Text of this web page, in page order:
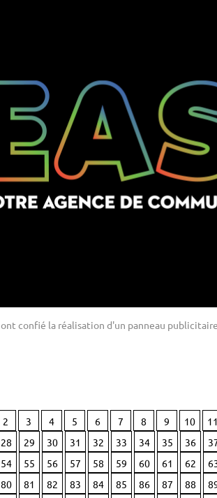
ont confié la réalisation d'un panneau
2 3 4 5 6 7 8 9 10 11
28 29 30 31 32 33 34 35 36
54 55 56 57 58 59 60 61 62
80 81 82 83 84 85 86 87 88